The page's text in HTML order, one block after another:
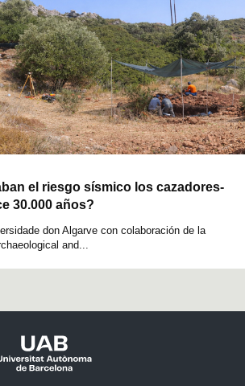
el riesgo sísmico los cazadores-
30.000 años?
don Algarve con colaboración de la
and...